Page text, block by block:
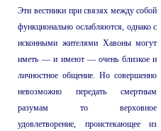
Эти вестники при связях между собой
функционально ослабляются, однако с
исконными жителями Хавоны могут
иметь — и имеют — очень близкое и
личностное общение. Но совершенно
невозможно передать смертным
разумам то верховное
удовлетворение, проистекающее из